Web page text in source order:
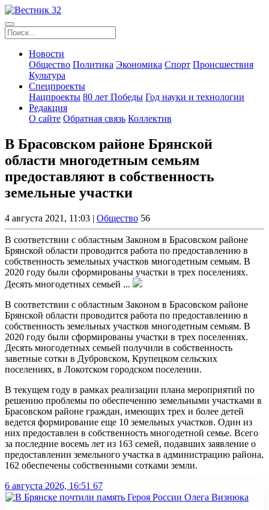
Новости
Общество Политика Экономика Спорт Происшествия
Культура
Спецпроекты
Нацпроекты 80 лет Победы Год науки и технологии
Редакция
О сайте Обратная связь Коллектив
В Брасовском районе Брянской
области многодетным семьям
предоставляют в собственность
земельные участки
4 августа 2021, 11:03 | Общество 56
В соответствии с областным Законом в Брасовском районе
Брянской области проводится работа по предоставлению в
собственность земельных участков многодетным семьям. В
2020 году были сформированы участки в трех поселениях.
Десять многодетных семьей ...
В соответствии с областным Законом в Брасовском районе
Брянской области проводится работа по предоставлению в
собственность земельных участков многодетным семьям. В
2020 году были сформированы участки в трех поселениях.
Десять многодетных семьей получили в собственность
заветные сотки в Дубровском, Крупецком сельских
поселениях, в Локотском городском поселении.
В текущем году в рамках реализации плана мероприятий по
решению проблемы по обеспечению земельными участками в
Брасовском районе граждан, имеющих трех и более детей
ведется формирование еще 10 земельных участков. Один из
них предоставлен в собственность многодетной семье. Всего
за последние восемь лет из 163 семей, подавших заявление о
предоставлении земельного участка в администрацию района,
162 обеспечены собственными сотками земли.
6 августа 2026, 16:51 67